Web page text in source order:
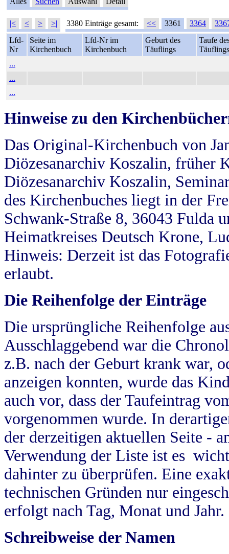
|< < > >| 3380 Einträge gesamt: << 3361 3364
Lfd-
Nr
Seite im
Kirchenbuch
Lfd-Nr im
Kirchenbuch
Geburt des
Täuflings
Taufe
Täuflings
...
...
...
Hinweise zu den
Das Original-Kirchenbuch von
Diözesanarchiv Koszalin, früher
Diözesanarchiv Koszalin,
des Kirchenbuches liegt in der
Schwank-Straße 8, 36043 Fulda
Heimatkreises Deutsch Krone,
Hinweis: Derzeit ist das
erlaubt.
Die Reihenfolge der Einträge
Die ursprüngliche Reihenfolge
Ausschlaggebend war die
z.B. nach der Geburt krank war,
anzeigen konnten, wurde das
auch vor, dass der Taufeintrag
vorgenommen wurde. In
der derzeitigen aktuellen Seite -
Verwendung der Liste ist es
dahinter zu überprüfen. Eine
technischen Gründen nur
erfolgt nach Tag, Monat und Jahr.
Schreibweise der Namen